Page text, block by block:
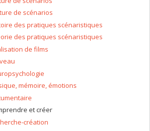
de scénarios
des pratiques scénaristiques
des pratiques scénaristiques
de films
mémoire, émotions
et créer
création